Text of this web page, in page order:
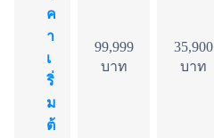
ค
า
เ
ริ่
ม
ต้
99,999
บาท
35,900
บาท